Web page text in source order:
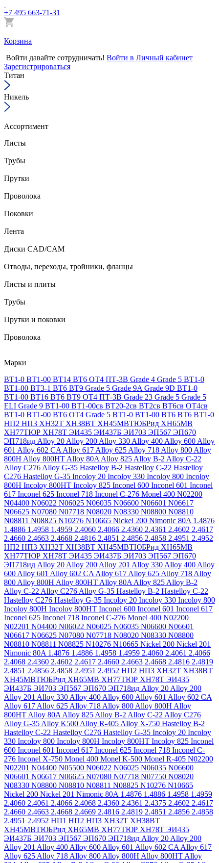
+7 495 663-71-31
Корзина
Войти давайте сотрудничать! Войти в Личный кабинет
Зарегистрироваться
Титан
Никель
Ассортимент
Листы
Трубы
Прутки
Проволока
Поковки
Лента
Диски CAD/CAM
Отводы, переходы, тройники, фланцы
Листы и плиты
Трубы
Прутки и поковки
Проволока
Марки
ВТ1-0 ВТ1-00 ВТ14 ВТ6 ОТ4 ПТ-3В Grade 4 Grade 5 ВТ1-0
ВТ1-00 ВТ3-1 ВТ6 ВТ9 Grade 5 Grade 9A Grade 9D ВТ1-0
ВТ1-00 ВТ16 ВТ6 ВТ9 ОТ4 ПТ-3В Grade 23 Grade 5 Grade 5
ELI Grade 9 ВТ1-00 ВТ1-00св ВТ20-2св ВТ2св ВТ6св ОТ4св
ВТ1-0 ВТ1-00 ВТ6 ОТ4 Grade 5 ВТ1-0 ВТ1-00 ВТ6 ВТ6 ВТ1-0
НП2 НП3 ХН32Т ХН38ВТ ХН45МВТЮБРид ХН65МВ
ХН77ТЮР ХН78Т ЭИ435 ЭИ437Б ЭИ703 ЭП567 ЭП670
ЭП718ид Alloy 20 Alloy 200 Alloy 330 Alloy 400 Alloy 600 Alloy
601 Alloy 602 CA Alloy 617 Alloy 625 Alloy 718 Alloy 800 Alloy
800H Alloy 800HT Alloy 80A Alloy 825 Alloy B-2 Alloy C-22
Alloy C276 Alloy G-35 Hastelloy B-2 Hastelloy C-22 Hastelloy
C276 Hastelloy G-35 Incoloy 20 Incoloy 330 Incoloy 800 Incoloy
800H Incoloy 800HT Incoloy 825 Inconel 600 Inconel 601 Inconel
617 Inconel 625 Inconel 718 Inconel C-276 Monel 400 N02200
N04400 N06022 N06025 N06035 N06600 N06601 N06617
N06625 N07080 N07718 N08020 N08330 N08800 N08810
N08811 N08825 N10276 N10665 Nickel 200 Nimonic 80A 1.4876
1.4886 1.4958 1.4959 2.4060 2.4066 2.4360 2.4361 2.4602 2.4617
2.4660 2.4663 2.4668 2.4816 2.4851 2.4856 2.4858 2.4951 2.4952
НП2 НП3 ХН32Т ХН38ВТ ХН45МВТЮБРид ХН65МВ
ХН77ТЮР ХН78Т ЭИ435 ЭИ437Б ЭИ703 ЭП567 ЭП670
ЭП718ид Alloy 20 Alloy 200 Alloy 201 Alloy 330 Alloy 400 Alloy
600 Alloy 601 Alloy 602 CA Alloy 617 Alloy 625 Alloy 718 Alloy
800 Alloy 800H Alloy 800HT Alloy 80A Alloy 825 Alloy B-2
Alloy C-22 Alloy C276 Alloy G-35 Hastelloy B-2 Hastelloy C-22
Hastelloy C276 Hastelloy G-35 Incoloy 20 Incoloy 330 Incoloy 800
Incoloy 800H Incoloy 800HT Inconel 600 Inconel 601 Inconel 617
Inconel 625 Inconel 718 Inconel C-276 Monel 400 N02200
N02201 N04400 N06022 N06025 N06035 N06600 N06601
N06617 N06625 N07080 N07718 N08020 N08330 N08800
N08810 N08811 N08825 N10276 N10665 Nickel 200 Nickel 201
Nimonic 80A 1.4876 1.4886 1.4958 1.4959 2.4060 2.4061 2.4066
2.4068 2.4360 2.4602 2.4617 2.4660 2.4663 2.4668 2.4816 2.4819
2.4851 2.4856 2.4858 2.4951 2.4952 НП2 НП3 ХН32Т ХН38ВТ
ХН45МВТЮБРид ХН65МВ ХН77ТЮР ХН78Т ЭИ435
ЭИ437Б ЭИ703 ЭП567 ЭП670 ЭП718ид Alloy 20 Alloy 200
Alloy 201 Alloy 330 Alloy 400 Alloy 600 Alloy 601 Alloy 602 CA
Alloy 617 Alloy 625 Alloy 718 Alloy 800 Alloy 800H Alloy
800HT Alloy 80A Alloy 825 Alloy B-2 Alloy C-22 Alloy C276
Alloy G-35 Alloy K500 Alloy R-405 Alloy X-750 Hastelloy B-2
Hastelloy C-22 Hastelloy C276 Hastelloy G-35 Incoloy 20 Incoloy
330 Incoloy 800 Incoloy 800H Incoloy 800HT Incoloy 825 Inconel
600 Inconel 601 Inconel 617 Inconel 625 Inconel 718 Inconel C-
276 Inconel X-750 Monel 400 Monel K-500 Monel R-405 N02200
N02201 N04400 N05500 N06022 N06025 N06035 N06600
N06601 N06617 N06625 N07080 N07718 N07750 N08020
N08330 N08800 N08810 N08811 N08825 N10276 N10665
Nickel 200 Nickel 201 Nimonic 80A 1.4876 1.4886 1.4958 1.4959
2.4060 2.4061 2.4066 2.4068 2.4360 2.4361 2.4375 2.4602 2.4617
2.4660 2.4663 2.4668 2.4669 2.4816 2.4819 2.4851 2.4856 2.4858
2.4951 2.4952 НП1 НП2 НП3 ХН32Т ХН38ВТ
ХН45МВТЮБРид ХН65МВ ХН77ТЮР ХН78Т ЭИ435
ЭИ437Б ЭИ703 ЭП567 ЭП670 ЭП718ид Alloy 20 Alloy 200
Alloy 201 Alloy 400 Alloy 600 Alloy 601 Alloy 602 CA Alloy 617
Alloy 625 Alloy 718 Alloy 800 Alloy 800H Alloy 800HT Alloy